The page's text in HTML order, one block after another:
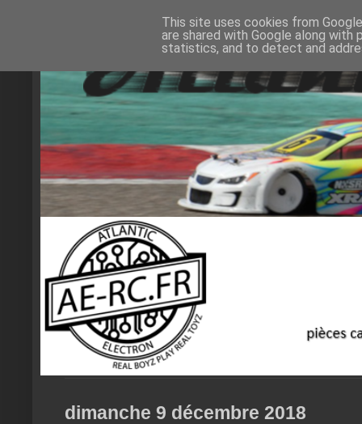
dimanche 9 décembre 2018
This site uses cookies from
are shared with Google along
statistics, and to detect and